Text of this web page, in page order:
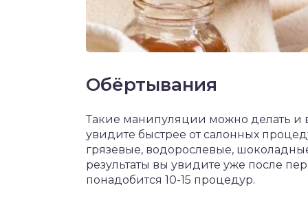
Обёртывания
Такие манипуляции можно делать и
увидите быстрее от салонных
грязевые, водорослевые,
результаты вы увидите уже после
понадобится 10-15 процедур.